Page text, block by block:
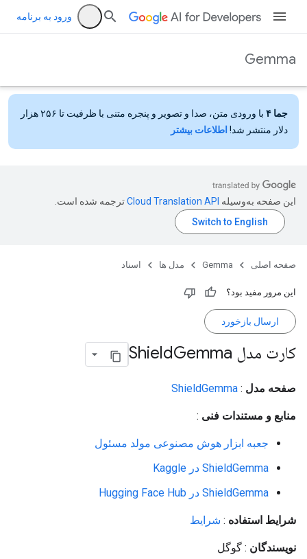
ورود به برنامه
Gemma
جما ۴
با ورودی متن، صدا و تصویر و پنجره متنی با ظرفیت تا ۲۵۶ هزار
دلار منتشر شد! اطلاعات بیشتر
این صفحه به‌وسیله ترجمه شده است.
صفحه اصلی Gemma مدل ها اسناد
این مرور مفید بود؟
ارسال بازخورد
کارت مدل Shield Gemma
صفحه مدل :
ShieldGemma
منابع و مستندات فنی :
جعبه ابزار هوش مصنوعی مولد مسئول
ShieldGemma در Kaggle
ShieldGemma در Hugging Face Hub
شرایط استفاده : شرایط
نویسندگان : گوگل